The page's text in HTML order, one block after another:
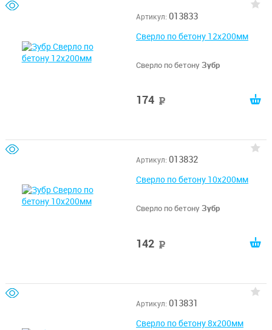
Артикул: 013833
Сверло по бетону 12x200мм
Сверло по бетону Зубр
174
Артикул: 013832
Сверло по бетону 10x200мм
Сверло по бетону Зубр
142
Артикул: 013831
Сверло по бетону 8x200мм